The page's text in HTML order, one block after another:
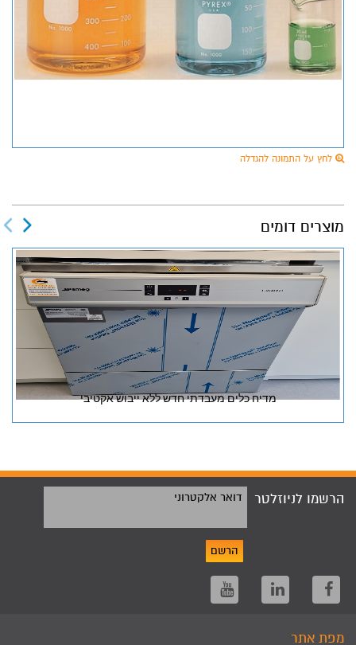
לחץ על התמונה להגדלה
מוצרים דומים
מדיח כלים מעבדתי חדש ללא ייבוש אקטיבי
הרשמו לניוזלטר דואר אלקטרוני
הרשם
מפת אתר